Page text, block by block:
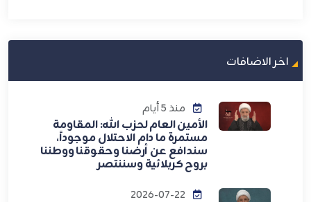
اخر الاضافات
منذ 5 أيام
الأمين العام لحزب الله: المقاومة
مستمرة ما دام الاحتلال موجوداً،
سندافع عن أرضنا وحقوقنا ووطننا
بروح كربلائية وسننتصر